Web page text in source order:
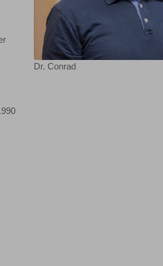
Dr. Conrad